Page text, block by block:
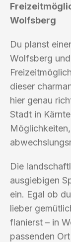
Wolfsberg
Du planst
Wolfsberg
dieser
hier genau
Stadt in
Die
ausgiebigen
ein. Egal ob
lieber
flanierst – in
passenden